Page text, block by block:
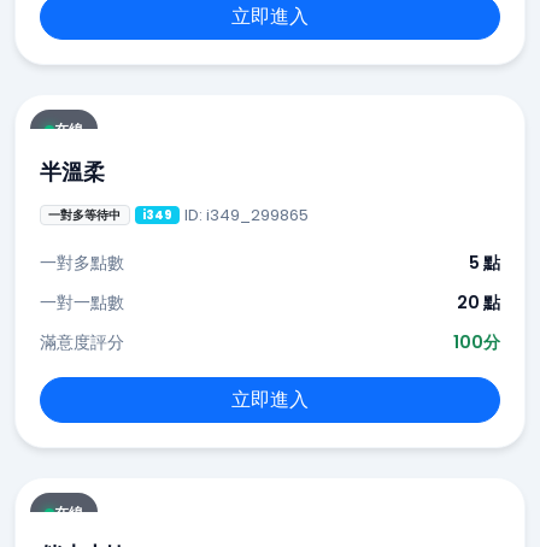
立即進入
在線
半溫柔
一對多等待中 i349 ID: i349_299865
一對多點數
5 點
一對一點數
20 點
滿意度評分
100分
立即進入
在線